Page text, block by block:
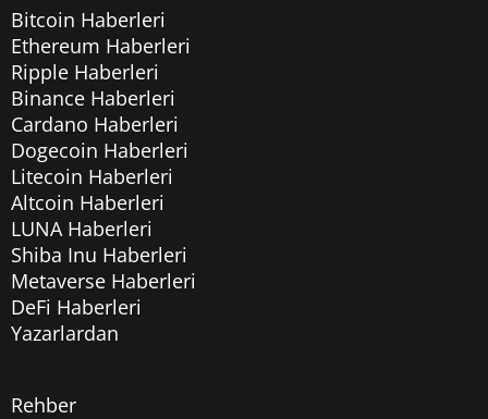
Bitcoin Haberleri
Ethereum Haberleri
Ripple Haberleri
Binance Haberleri
Cardano Haberleri
Dogecoin Haberleri
Litecoin Haberleri
Altcoin Haberleri
LUNA Haberleri
Shiba Inu Haberleri
Metaverse Haberleri
DeFi Haberleri
Yazarlardan
Rehber